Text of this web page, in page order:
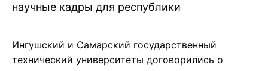
научные кадры для республики
Ингушский и Самарский государственный
технический университеты договорились о